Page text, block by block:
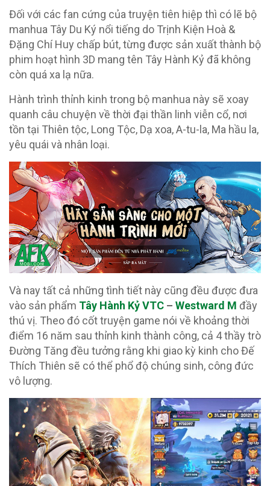
Đối với các fan cứng của truyện tiên hiệp thì có lẽ bộ
manhua Tây Du Ký nổi tiếng do Trịnh Kiện Hoà &
Đặng Chí Huy chấp bút, từng được sản xuất thành bộ
phim hoạt hình 3D mang tên Tây Hành Kỷ đã không
còn quá xa lạ nữa.
Hành trình thỉnh kinh trong bộ manhua này sẽ xoay
quanh câu chuyện về thời đại thần linh viễn cổ, nơi
tồn tại Thiên tộc, Long Tộc, Dạ xoa, A-tu-la, Ma hầu la,
yêu quái và nhân loại.
Và nay tất cả những tình tiết này cũng đều được đưa
vào sản phẩm Tây Hành Kỷ VTC – Westward M đầy
thú vị. Theo đó cốt truyện game nói về khoảng thời
điểm 16 năm sau thỉnh kinh thành công, cả 4 thầy trò
Đường Tăng đều tưởng rằng khi giao kỳ kinh cho Đế
Thích Thiên sẽ có thể phổ độ chúng sinh, công đức
vô lượng.